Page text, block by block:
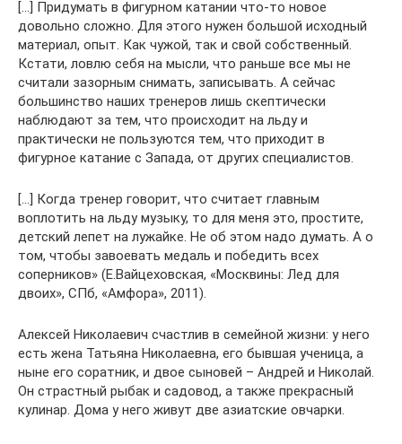
[…] Придумать в фигурном катании что-то новое
довольно сложно. Для этого нужен большой исходный
материал, опыт. Как чужой, так и свой собственный.
Кстати, ловлю себя на мысли, что раньше все мы не
считали зазорным снимать, записывать. А сейчас
большинство наших тренеров лишь скептически
наблюдают за тем, что происходит на льду и
практически не пользуются тем, что приходит в
фигурное катание с Запада, от других специалистов.
[…] Когда тренер говорит, что считает главным
воплотить на льду музыку, то для меня это, простите,
детский лепет на лужайке. Не об этом надо думать. А о
том, чтобы завоевать медаль и победить всех
соперников» (Е.Вайцеховская, «Москвины: Лед для
двоих», СПб, «Амфора», 2011).
Алексей Николаевич счастлив в семейной жизни: у него
есть жена Татьяна Николаевна, его бывшая ученица, а
ныне его соратник, и двое сыновей – Андрей и Николай.
Он страстный рыбак и садовод, а также прекрасный
кулинар. Дома у него живут две азиатские овчарки.